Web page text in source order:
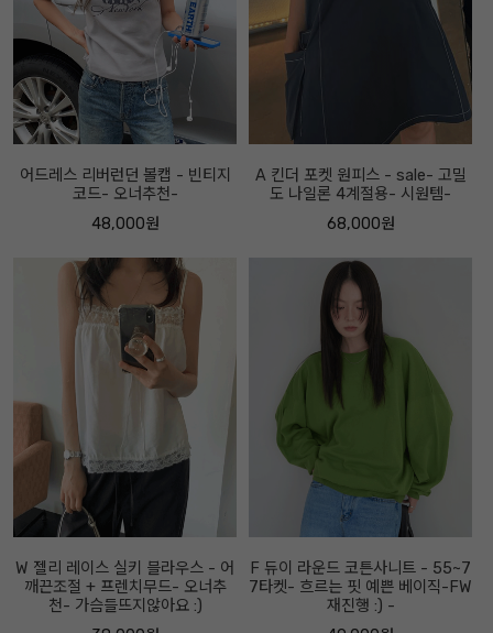
어드레스 리버런던 볼캡 - 빈티지
코드- 오너추천-
48,000원
A 킨더 포켓 원피스 - sale- 고밀
도 나일론 4계절용- 시원템-
68,000원
W 젤리 레이스 실키 블라우스 - 어
깨끈조절 + 프렌치무드- 오너추
천- 가슴들뜨지않아요 :)
F 듀이 라운드 코튼사니트 - 55~7
7타켓- 흐르는 핏 예쁜 베이직-FW
재진행 :) -